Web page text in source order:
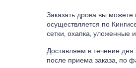
Заказать дрова вы
осуществляется по
сетки, охапка,
Доставляем в течение
после приема заказа, по